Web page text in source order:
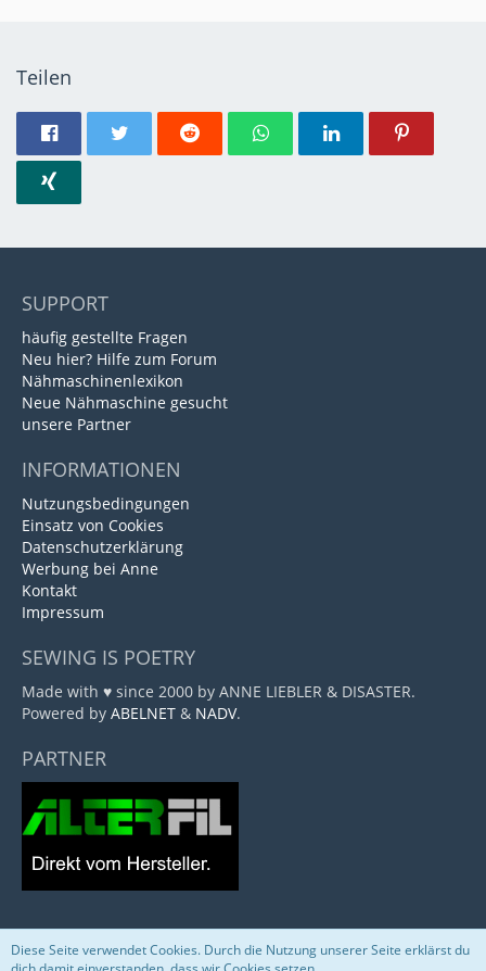
Teilen
SUPPORT
häufig gestellte Fragen
Neu hier? Hilfe zum Forum
Nähmaschinenlexikon
Neue Nähmaschine gesucht
unsere Partner
INFORMATIONEN
Nutzungsbedingungen
Einsatz von Cookies
Datenschutzerklärung
Werbung bei Anne
Kontakt
Impressum
SEWING IS POETRY
Made with ♥ since 2000 by ANNE LIEBLER & DISASTER.
Powered by ABELNET & NADV.
PARTNER
Community-Software:WoltLab Suite™
Diese Seite verwendet Cookies. Durch die Nutzung unserer Seite erklärst du